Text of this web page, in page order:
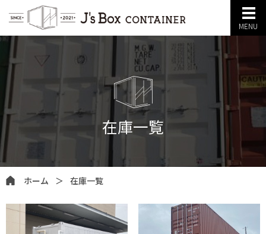
MENU
在庫一覧
ホーム ＞ 在庫一覧